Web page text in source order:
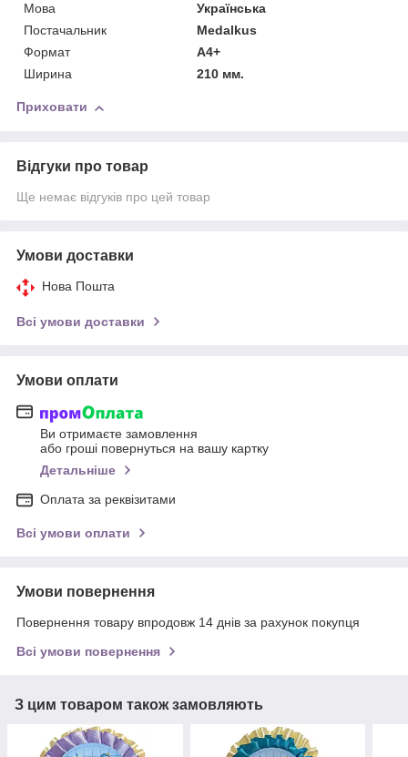
Мова
Українська
Постачальник
Medalkus
Формат
А4+
Ширина
210 мм.
Приховати
Відгуки про товар
Ще немає відгуків про цей товар
Умови доставки
Нова Пошта
Всі умови доставки
Умови оплати
Ви отримаєте замовлення
або гроші повернуться на вашу картку
Детальніше
Оплата за реквізитами
Всі умови оплати
Умови повернення
Повернення товару впродовж 14 днів за рахунок покупця
Всі умови повернення
З цим товаром також замовляють